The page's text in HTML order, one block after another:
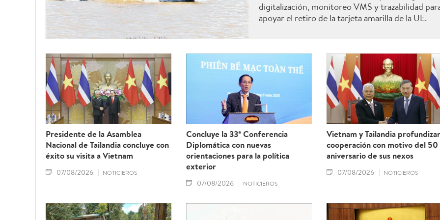
digitalización, monitoreo VMS y trazabilidad
apoyar el retiro de la tarjeta amarilla de la UE.
Presidente de la Asamblea
Nacional de Tailandia concluye con
éxito su visita a Vietnam
07/08/2026 NOTICIEROS
Concluye la 33ª Conferencia
Diplomática con nuevas
orientaciones para la política
exterior
07/08/2026 NOTICIEROS
Vietnam y Tailandia
cooperación con motivo del 50
aniversario de sus nexos
07/08/2026 NOTICIEROS